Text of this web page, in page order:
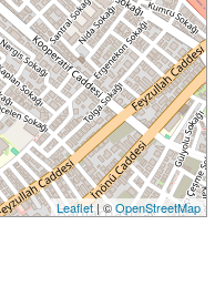
Leaflet| ©OpenStreetMap